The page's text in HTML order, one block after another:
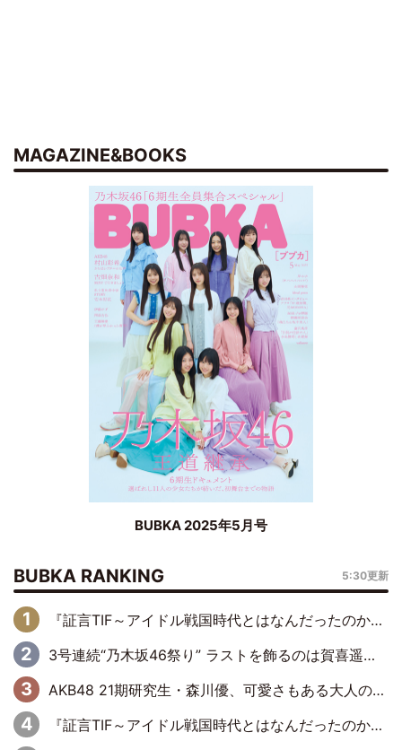
MAGAZINE&BOOKS
BUBKA 2025年5月号
BUBKA RANKING 5:30更新
『証言TIF～アイドル戦国時代とはなんだったのか～』第6回：でんぱ組.inc・古川未鈴×相沢梨紗「『ハロプロやりたかったな』って言ったら、夢眠ねむさんに『てめえはでんぱ組．incなんだよ！』って肩パンされて(笑)」
3号連続“乃木坂46祭り” ラストを飾るのは賀喜遥香…5年ぶりの登場に「5年分大人になった私を見ていただけたら」
AKB48 21期研究生・森川優、可愛さもある大人の女性に
『証言TIF～アイドル戦国時代とはなんだったのか～』第11回：私立恵比寿中学・真山りか×安本彩花「TIFで10年ぶりのキョンシーメイクをしたら、場を完全に引かせてしまって。時代が変わったんだなって」